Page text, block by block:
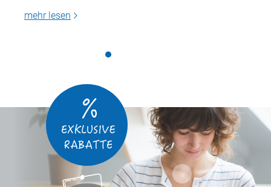
mehr lesen